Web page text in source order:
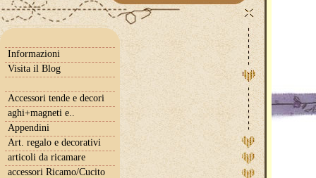
Informazioni
Visita il Blog
Accessori tende e decori
aghi+magneti e..
Appendini
Art. regalo e decorativi
articoli da ricamare
accessori Ricamo/Cucito